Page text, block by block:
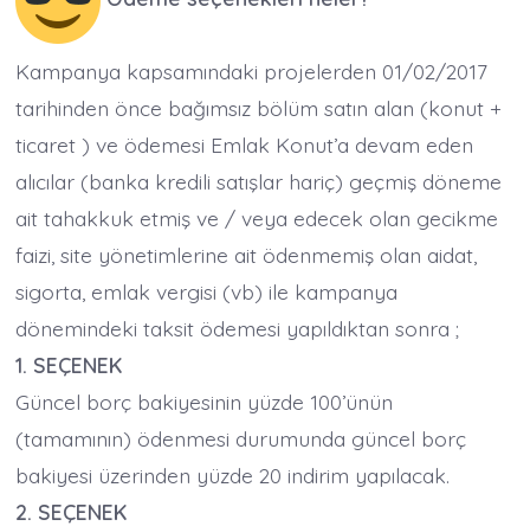
Kampanya kapsamındaki projelerden 01/02/2017
tarihinden önce bağımsız bölüm satın alan (konut +
ticaret ) ve ödemesi Emlak Konut’a devam eden
alıcılar (banka kredili satışlar hariç) geçmiş döneme
ait tahakkuk etmiş ve / veya edecek olan gecikme
faizi, site yönetimlerine ait ödenmemiş olan aidat,
sigorta, emlak vergisi (vb) ile kampanya
dönemindeki taksit ödemesi yapıldıktan sonra ;
1. SEÇENEK
Güncel borç bakiyesinin yüzde 100’ünün
(tamamının) ödenmesi durumunda güncel borç
bakiyesi üzerinden yüzde 20 indirim yapılacak.
2. SEÇENEK